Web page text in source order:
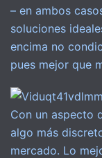
– en ambos
soluciones
encima no
pues mejor que
Con un aspecto
algo más
mercado. Lo